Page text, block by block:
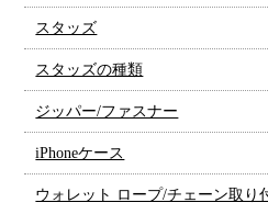
スタッズ
スタッズの種類
ジッパー/ファスナー
iPhoneケース
ウォレット ロープ/チェーン取り